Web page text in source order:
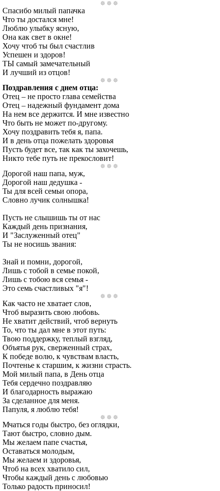
Спасибо милый папачка
Что ты достался мне!
Люблю улыбку ясную,
Она как свет в окне!
Хочу чтоб ты был счастлив
Успешен и здоров!
ТЫ самый замечательный
И лучший из отцов!
Поздравления с днем отца:
Отец – не просто глава семейства
Отец – надежный фундамент дома
На нем все держится. И мне известно
Что быть не может по-другому.
Хочу поздравить тебя я, папа.
И в день отца пожелать здоровья
Пусть будет все, так как ты захочешь,
Никто тебе путь не прекословит!
Дорогой наш папа, муж,
Дорогой наш дедушка -
Ты для всей семьи опора,
Словно лучик солнышка!
Пусть не слышишь ты от нас
Каждый день признания,
И "Заслуженный отец"
Ты не носишь звания:
Знай и помни, дорогой,
Лишь с тобой в семье покой,
Лишь с тобою вся семья -
Это семь счастливых "я"!
Как часто не хватает слов,
Чтоб выразить свою любовь.
Не хватит действий, чтоб вернуть
То, что ты дал мне в этот путь:
Твою поддержку, теплый взгляд,
Объятья рук, сверженный страх,
К победе волю, к чувствам власть,
Почтенье к старшим, к жизни страсть.
Мой милый папа, в День отца
Тебя сердечно поздравляю
И благодарность выражаю
За сделанное для меня.
Папуля, я люблю тебя!
Мчаться годы быстро, без оглядки,
Тают быстро, словно дым.
Мы желаем папе счастья,
Оставаться молодым,
Мы желаем и здоровья,
Чтоб на всех хватило сил,
Чтобы каждый день с любовью
Только радость приносил!